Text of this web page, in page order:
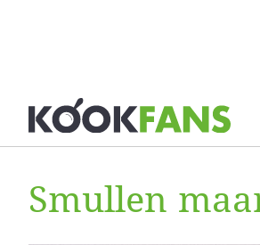
Smullen